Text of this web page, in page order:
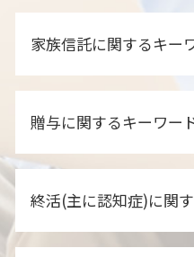
相続人調査 方法
相続人 順位
遺産分割協議書 ポイ
相続 手続き 流れ
相続 預金 流れ
相続財産調査 行政書
相続財産調査 行政書
遺産分割協議書とは
相続手続き 代行 行
自筆証書遺言 デメリ
公正証書遺言 費用 行
公正証書遺言 必要書
遺言書作成
遺言書 効力
自筆証書遺言 効力
遺言とは 法律
家族信託に関するキー
家族信託 親亡き後
家族信託 誰に相談
家族信託 依頼先
家族信託 流れ
家族信託 契約書 公
贈与に関するキーワー
贈与 とは
贈与 種類
終活(主に認知症)に関